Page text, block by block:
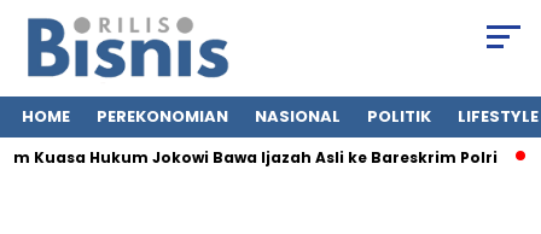
HOME PEREKONOMIAN NASIONAL POLITIK LIFESTYLE
Hukum Jokowi Bawa Ijazah Asli ke Bareskrim Polri